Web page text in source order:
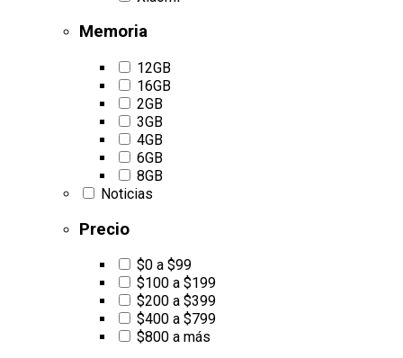
Memoria
12GB
16GB
2GB
3GB
4GB
6GB
8GB
Noticias
Precio
$0 a $99
$100 a $199
$200 a $399
$400 a $799
$800 a más